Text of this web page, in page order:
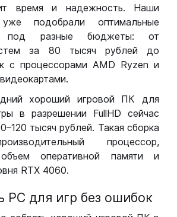
время и надежность. Наши
подобрали оптимальные
под разные бюджеты: от
за 80 тысяч рублей до
с процессорами AMD Ryzen и
хороший игровой ПК для
в разрешении FullHD сейчас
тысяч рублей. Такая сборка
процессор,
оперативной памяти и
RTX 4060.
РС для игр без ошибок